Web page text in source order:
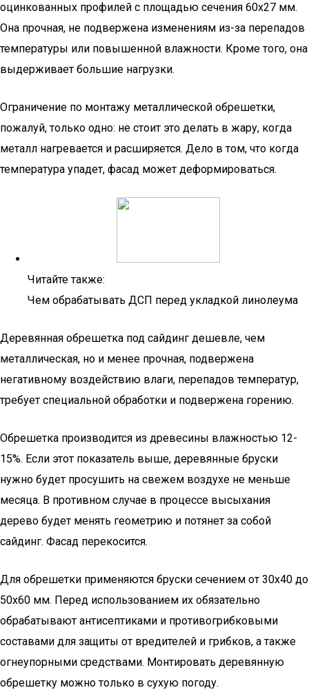
оцинкованных профилей с площадью сечения 60х27 мм.
Она прочная, не подвержена изменениям из-за перепадов
температуры или повышенной влажности. Кроме того, она
выдерживает большие нагрузки.
Ограничение по монтажу металлической обрешетки,
пожалуй, только одно: не стоит это делать в жару, когда
металл нагревается и расширяется. Дело в том, что когда
температура упадет, фасад может деформироваться.
Читайте также:
Чем обрабатывать ДСП перед укладкой линолеума
Деревянная обрешетка под сайдинг дешевле, чем
металлическая, но и менее прочная, подвержена
негативному воздействию влаги, перепадов температур,
требует специальной обработки и подвержена горению.
Обрешетка производится из древесины влажностью 12-
15%. Если этот показатель выше, деревянные бруски
нужно будет просушить на свежем воздухе не меньше
месяца. В противном случае в процессе высыхания
дерево будет менять геометрию и потянет за собой
сайдинг. Фасад перекосится.
Для обрешетки применяются бруски сечением от 30х40 до
50х60 мм. Перед использованием их обязательно
обрабатывают антисептиками и противогрибковыми
составами для защиты от вредителей и грибков, а также
огнеупорными средствами. Монтировать деревянную
обрешетку можно только в сухую погоду.